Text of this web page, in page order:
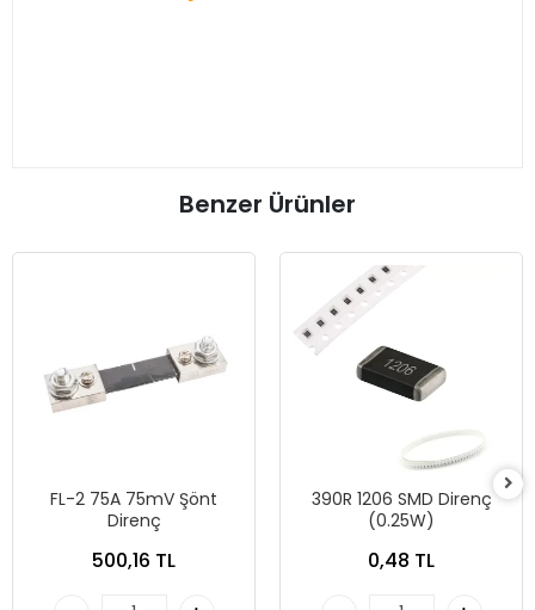
Benzer Ürünler
FL-2 75A 75mV Şönt
Direnç
500,16 TL
390R 1206 SMD Direnç
(0.25W)
0,48 TL